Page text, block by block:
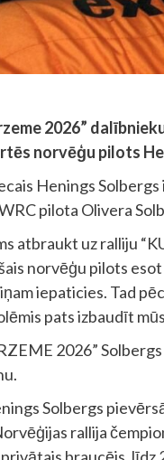
2026”
norvēģu pilots
Henings
pilota Olivera
atbraukt uz ralliju
norvēģu pilots
iepaticies. Tad
pats izbaudīt
2026”
Solbergs
rallija